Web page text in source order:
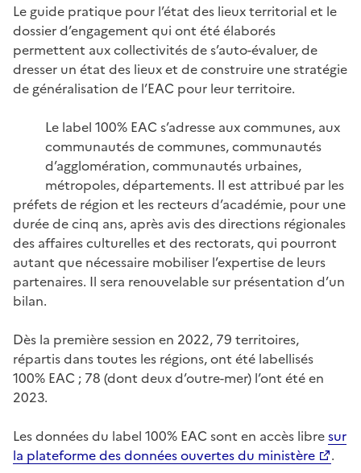
Le guide pratique pour l’état des lieux territorial et le
dossier d’engagement qui ont été élaborés
permettent aux collectivités de s’auto-évaluer, de
dresser un état des lieux et de construire une stratégie
de généralisation de l’EAC pour leur territoire.
Le label 100% EAC s’adresse aux communes, aux
communautés de communes, communautés
d’agglomération, communautés urbaines,
métropoles, départements. Il est attribué par les
préfets de région et les recteurs d’académie, pour une
durée de cinq ans, après avis des directions régionales
des affaires culturelles et des rectorats, qui pourront
autant que nécessaire mobiliser l’expertise de leurs
partenaires. Il sera renouvelable sur présentation d’un
bilan.
Dès la première session en 2022, 79 territoires,
répartis dans toutes les régions, ont été labellisés
100% EAC ; 78 (dont deux d’outre-mer) l’ont été en
2023.
Les données du label 100% EAC sont en accès libresur
la plateforme des données ouvertes du ministère
.